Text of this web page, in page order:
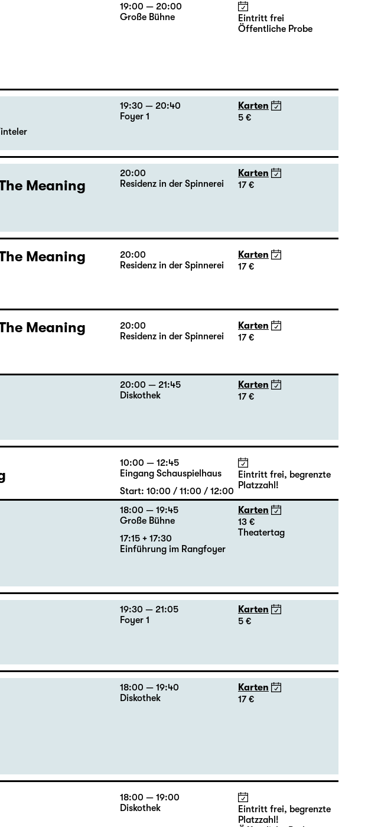
Eintritt frei
Öffentliche Probe
19:00 — 20:00
Große Bühne
Karten
5 €
19:30 — 20:40
Foyer 1
Karten
17 €
20:00
Residenz in der Spinnerei
Meaning
Karten
17 €
20:00
Residenz in der Spinnerei
Meaning
Karten
17 €
20:00
Residenz in der Spinnerei
Meaning
Karten
17 €
20:00 — 21:45
Diskothek
Eintritt frei, begrenzte
Platzzahl!
10:00 — 12:45
Eingang Schauspielhaus
Start: 10:00 / 11:00 / 12:00
Karten
13 €
Theatertag
18:00 — 19:45
Große Bühne
17:15 + 17:30
Einführung im Rangfoyer
Karten
5 €
19:30 — 21:05
Foyer 1
Karten
17 €
18:00 — 19:40
Diskothek
Eintritt frei, begrenzte
Platzzahl!
18:00 — 19:00
Diskothek